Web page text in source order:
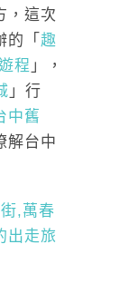
，這次
的「 趣
程 」，
」行
中舊
解台中